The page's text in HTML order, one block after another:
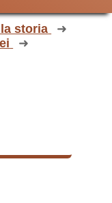
storia